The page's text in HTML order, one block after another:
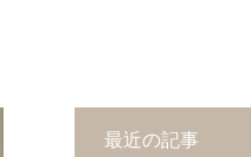
最近の記事